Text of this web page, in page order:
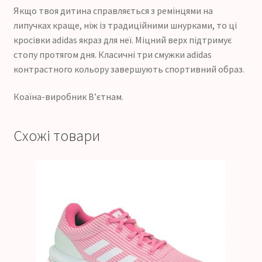
Якщо твоя дитина справляється з ремінцями на
липучках краще, ніж із традиційними шнурками, то ці
кросівки adidas якраз для неї. Міцний верх підтримує
стопу протягом дня. Класичні три смужки adidas
контрастного кольору завершують спортивний образ.
Коаїна-виробник В’єтнам.
Схожі товари